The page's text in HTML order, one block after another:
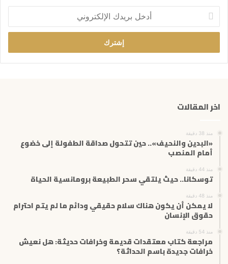
خ
ب
ر
ر
ن
اخر المقالات
منذ 38 دقيقة
«البدين والنحيف».. حين تتحول صداقة الطفولة إلى خضوع
أمام المنصب
منذ 44 دقيقة
توسكانا.. حيث يلتقي سحر الطبيعة برومانسية الحياة
منذ 48 دقيقة
لا يمكن أن يكون هناك سلام حقيقي ودائم ما لم يتم احترام
حقوق الإنسان
منذ 54 دقيقة
مراجعة كتاب معتقدات قديمة وخرافات حديثة: هل نعيش
خرافات جديدة باسم الحداثة؟